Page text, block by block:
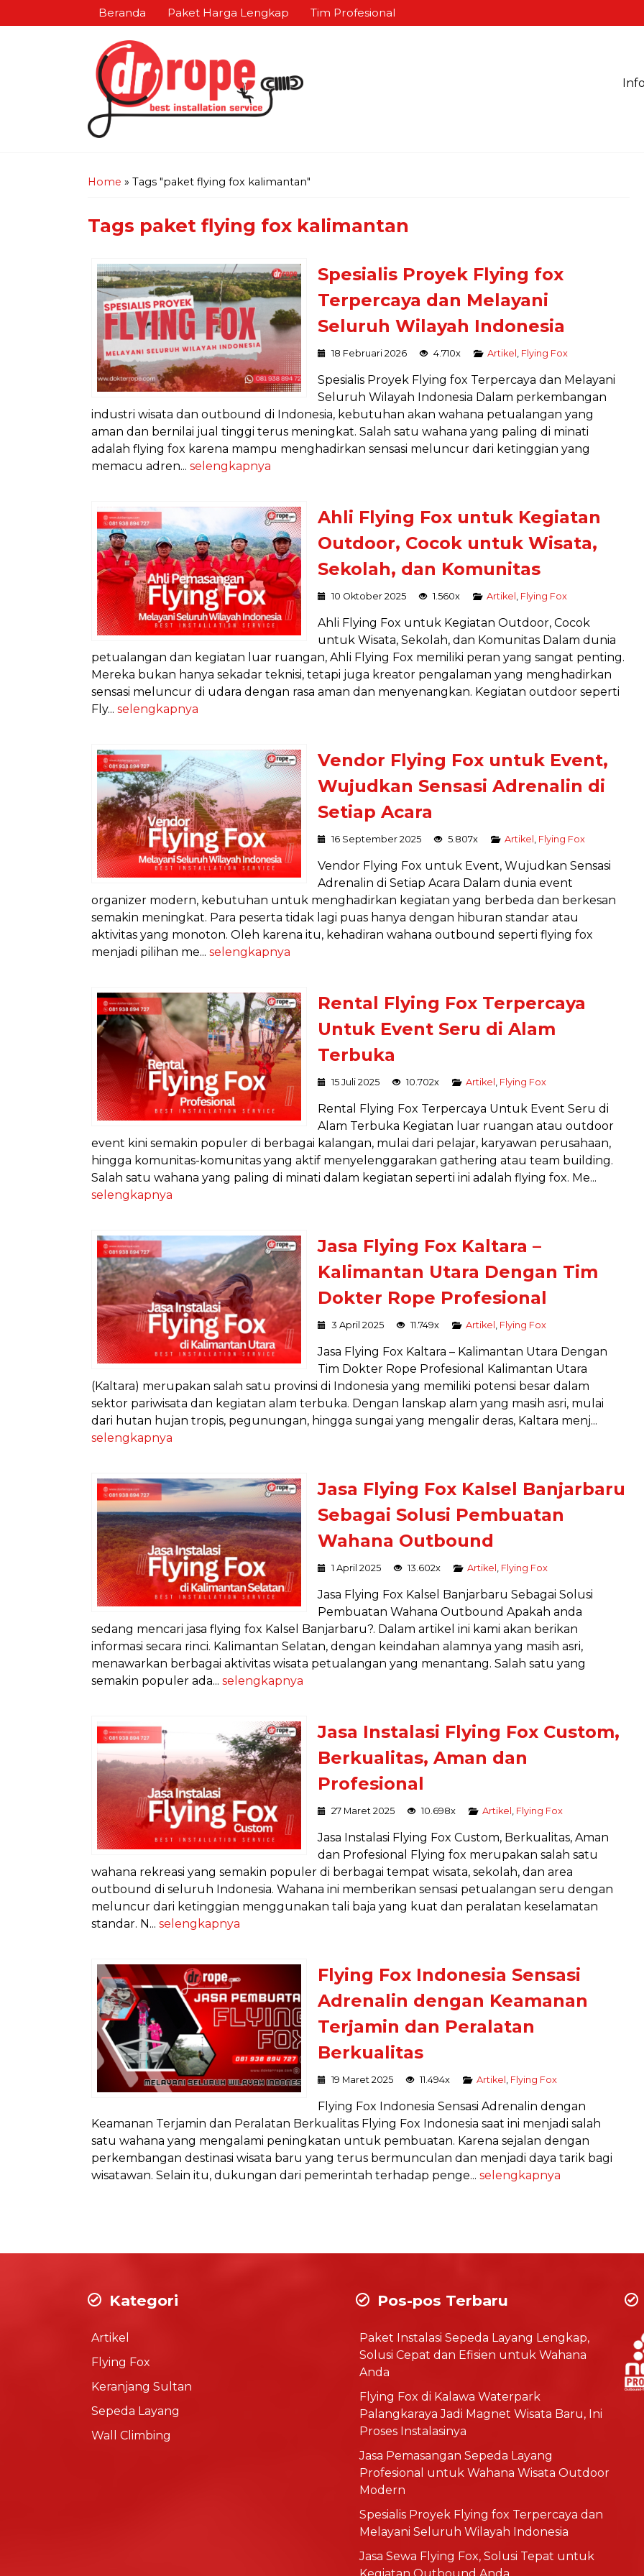
Beranda Paket Harga Lengkap Tim Profesional
Home » Tags "paket flying fox kalimantan"
Tags paket flying fox kalimantan
Spesialis Proyek Flying fox
Terpercaya dan Melayani
Seluruh Wilayah Indonesia
18 Februari 2026 4.710x Artikel Flying Fox
Spesialis Proyek Flying fox Terpercaya dan Melayani
Seluruh Wilayah Indonesia Dalam perkembangan
industri wisata dan outbound di Indonesia, kebutuhan akan wahana petualangan yang
aman dan bernilai jual tinggi terus meningkat. Salah satu wahana yang paling di minati
adalah flying fox karena mampu menghadirkan sensasi meluncur dari ketinggian yang
memacu adren... selengkapnya
Ahli Flying Fox untuk Kegiatan
Outdoor, Cocok untuk Wisata,
Sekolah, dan Komunitas
10 Oktober 2025 1.560x Artikel Flying Fox
Ahli Flying Fox untuk Kegiatan Outdoor, Cocok
untuk Wisata, Sekolah, dan Komunitas Dalam dunia
petualangan dan kegiatan luar ruangan, Ahli Flying Fox memiliki peran yang sangat penting.
Mereka bukan hanya sekadar teknisi, tetapi juga kreator pengalaman yang menghadirkan
sensasi meluncur di udara dengan rasa aman dan menyenangkan. Kegiatan outdoor seperti
Fly... selengkapnya
Vendor Flying Fox untuk Event,
Wujudkan Sensasi Adrenalin di
Setiap Acara
16 September 2025 5.807x Artikel Flying Fox
Vendor Flying Fox untuk Event, Wujudkan Sensasi
Adrenalin di Setiap Acara Dalam dunia event
organizer modern, kebutuhan untuk menghadirkan kegiatan yang berbeda dan berkesan
semakin meningkat. Para peserta tidak lagi puas hanya dengan hiburan standar atau
aktivitas yang monoton. Oleh karena itu, kehadiran wahana outbound seperti flying fox
menjadi pilihan me... selengkapnya
Rental Flying Fox Terpercaya
Untuk Event Seru di Alam
Terbuka
15 Juli 2025 10.702x Artikel Flying Fox
Rental Flying Fox Terpercaya Untuk Event Seru di
Alam Terbuka Kegiatan luar ruangan atau outdoor
event kini semakin populer di berbagai kalangan, mulai dari pelajar, karyawan perusahaan,
hingga komunitas-komunitas yang aktif menyelenggarakan gathering atau team building.
Salah satu wahana yang paling di minati dalam kegiatan seperti ini adalah flying fox. Me...
selengkapnya
Jasa Flying Fox Kaltara –
Kalimantan Utara Dengan Tim
Dokter Rope Profesional
3 April 2025 11.749x Artikel Flying Fox
Jasa Flying Fox Kaltara – Kalimantan Utara Dengan
Tim Dokter Rope Profesional Kalimantan Utara
(Kaltara) merupakan salah satu provinsi di Indonesia yang memiliki potensi besar dalam
sektor pariwisata dan kegiatan alam terbuka. Dengan lanskap alam yang masih asri, mulai
dari hutan hujan tropis, pegunungan, hingga sungai yang mengalir deras, Kaltara menj...
selengkapnya
Jasa Flying Fox Kalsel Banjarbaru
Sebagai Solusi Pembuatan
Wahana Outbound
1 April 2025 13.602x Artikel Flying Fox
Jasa Flying Fox Kalsel Banjarbaru Sebagai Solusi
Pembuatan Wahana Outbound Apakah anda
sedang mencari jasa flying fox Kalsel Banjarbaru?. Dalam artikel ini kami akan berikan
informasi secara rinci. Kalimantan Selatan, dengan keindahan alamnya yang masih asri,
menawarkan berbagai aktivitas wisata petualangan yang menantang. Salah satu yang
semakin populer ada... selengkapnya
Jasa Instalasi Flying Fox Custom,
Berkualitas, Aman dan
Profesional
27 Maret 2025 10.698x Artikel Flying Fox
Jasa Instalasi Flying Fox Custom, Berkualitas, Aman
dan Profesional Flying fox merupakan salah satu
wahana rekreasi yang semakin populer di berbagai tempat wisata, sekolah, dan area
outbound di seluruh Indonesia. Wahana ini memberikan sensasi petualangan seru dengan
meluncur dari ketinggian menggunakan tali baja yang kuat dan peralatan keselamatan
standar. N... selengkapnya
Flying Fox Indonesia Sensasi
Adrenalin dengan Keamanan
Terjamin dan Peralatan
Berkualitas
19 Maret 2025 11.494x Artikel Flying Fox
Flying Fox Indonesia Sensasi Adrenalin dengan
Keamanan Terjamin dan Peralatan Berkualitas Flying Fox Indonesia saat ini menjadi salah
satu wahana yang mengalami peningkatan untuk pembuatan. Karena sejalan dengan
perkembangan destinasi wisata baru yang terus bermunculan dan menjadi daya tarik bagi
wisatawan. Selain itu, dukungan dari pemerintah terhadap penge... selengkapnya
INSTALASI SEPEDA LAYANG
Instalasi
Harga Hubungi Kami
Kategori
Artikel
Flying Fox
Keranjang Sultan
Sepeda Layang
Wall Climbing
Pos-pos Terbaru
Paket Instalasi Sepeda Layang Lengkap,
Solusi Cepat dan Efisien untuk Wahana
Anda
Flying Fox di Kalawa Waterpark
Palangkaraya Jadi Magnet Wisata Baru, Ini
Proses Instalasinya
Jasa Pemasangan Sepeda Layang
Profesional untuk Wahana Wisata Outdoor
Modern
Spesialis Proyek Flying fox Terpercaya dan
Melayani Seluruh Wilayah Indonesia
Jasa Sewa Flying Fox, Solusi Tepat untuk